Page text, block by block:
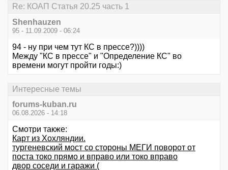
Re: КОАП Статья 20.25 часть 1
Shenhauzen
95 - 11.09.2009 - 06:24
94 - ну при чем тут КС в прессе?))))
Между "КС в прессе" и "Определение КС" во
времени могут пройти годы:)
Интересные темы
forums-kuban.ru
06.08.2026 - 14:18
Смотри также:
Карт из Хохляндии.
тургеневский мост со стороны МЕГИ поворот от
поста токо прямо и вправо или токо вправо
двор соседи и гаражи (